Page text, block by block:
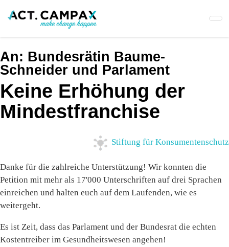
An: Bundesrätin Baume-
Schneider und Parlament
Keine Erhöhung der
Mindestfranchise
Stiftung für Konsumentenschutz
Danke für die zahlreiche Unterstützung! Wir konnten die
Petition mit mehr als 17'000 Unterschriften auf drei Sprachen
einreichen und halten euch auf dem Laufenden, wie es
weitergeht.
Es ist Zeit, dass das Parlament und der Bundesrat die echten
Kostentreiber im Gesundheitswesen angehen!